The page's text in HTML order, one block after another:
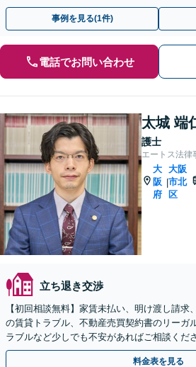
など、ご相談ください【南森町駅6分】
事例を見る(1件)
電話でお問い合わせ
太城 端
護士
エートス法律
大
阪
府
|
大阪
市北
区
立ち退き交渉
【初回相談無料】家賃未払い、明け渡し請求
の賃貸トラブル、不動産売買契約書のリーガ
ラブルなど少しでも不安があればご相談くだ
善の解決を目指します【ビデオ面談可】【南
料金表を見る